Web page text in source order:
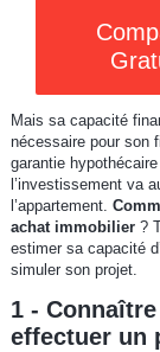
Mais sa capacité
nécessaire pour son
garantie
l’investissement va
l’appartement.
achat immobilier ?
estimer sa capacité
simuler son projet.
1 -
effectuer un